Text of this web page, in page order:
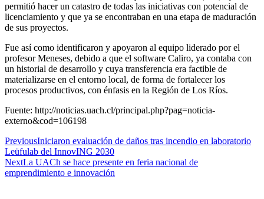
permitió hacer un catastro de todas las iniciativas con potencial de
licenciamiento y que ya se encontraban en una etapa de maduración
de sus proyectos.
Fue así como identificaron y apoyaron al equipo liderado por el
profesor Meneses, debido a que el software Caliro, ya contaba con
un historial de desarrollo y cuya transferencia era factible de
materializarse en el entorno local, de forma de fortalecer los
procesos productivos, con énfasis en la Región de Los Ríos.
Fuente: http://noticias.uach.cl/principal.php?pag=noticia-
externo&cod=106198
PreviousIniciaron evaluación de daños tras incendio en laboratorio
Leüfulab del InnovING 2030
NextLa UACh se hace presente en feria nacional de
emprendimiento e innovación